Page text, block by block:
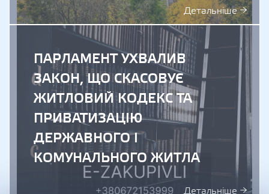
Детальніше →
ПАРЛАМЕНТ УХВАЛИВ
ЗАКОН, ЩО СКАСОВУЄ
ЖИТЛОВИЙ КОДЕКС ТА
ПРИВАТИЗАЦІЮ
ДЕРЖАВНОГО І
КОМУНАЛЬНОГО ЖИТЛА
Детальніше →